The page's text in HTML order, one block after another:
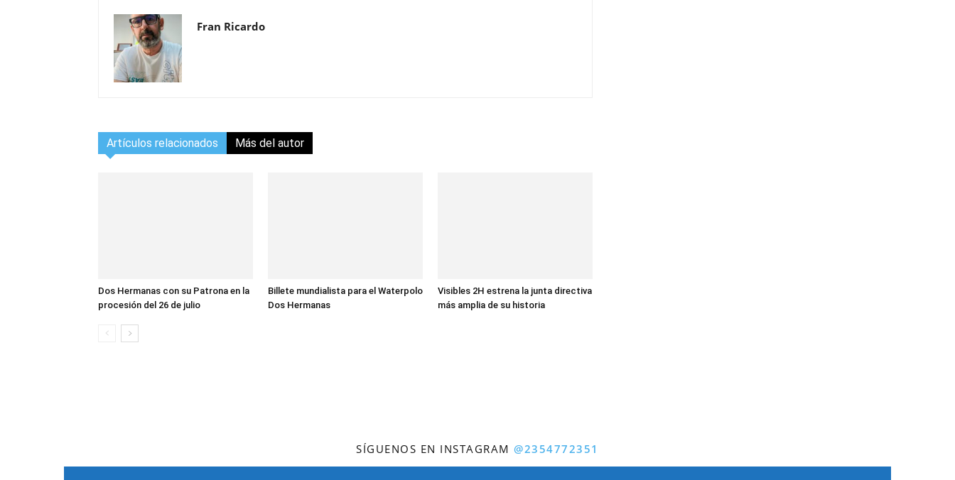
Fran Ricardo
Artículos relacionados Más del autor
Dos Hermanas con su Patrona en la
procesión del 26 de julio
Billete mundialista para el Waterpolo
Dos Hermanas
Visibles 2H estrena la junta directiva
más amplia de su historia
SÍGUENOS EN INSTAGRAM@2354772351